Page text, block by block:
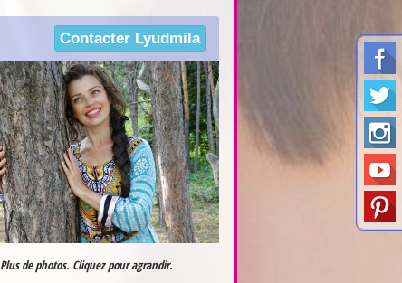
Contacter Lyudmila
Plus de photos. Cliquez pour agrandir.